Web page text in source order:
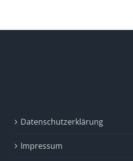
Datenschutzerklärung
Impressum